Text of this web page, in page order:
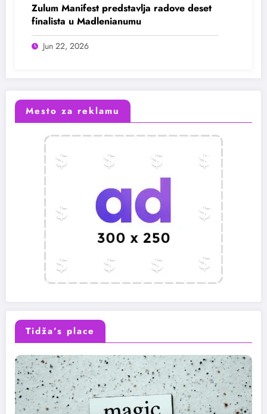
Zulum Manifest predstavlja radove deset
finalista u Madlenianumu
Jun 22, 2026
Mesto za reklamu
Tidža’s place